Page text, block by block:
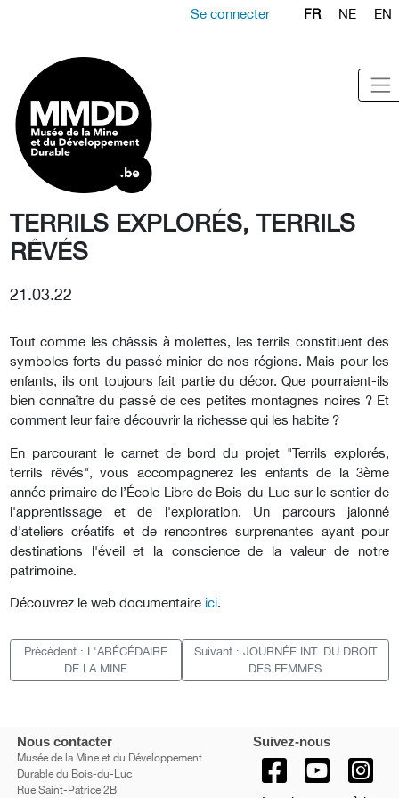
Se connecter FR NE EN
TERRILS EXPLORÉS, TERRILS
RÊVÉS
21.03.22
Tout comme les châssis à molettes, les terrils constituent des
symboles forts du passé minier de nos régions. Mais pour les
enfants, ils ont toujours fait partie du décor. Que pourraient-ils
bien connaître du passé de ces petites montagnes noires ? Et
comment leur faire découvrir la richesse qui les habite ?
En parcourant le carnet de bord du projet "Terrils explorés,
terrils rêvés", vous accompagnerez les enfants de la 3ème
année primaire de l’École Libre de Bois-du-Luc sur le sentier de
l'apprentissage et de l'exploration. Un parcours jalonné
d'ateliers créatifs et de rencontres surprenantes ayant pour
destinations l'éveil et la conscience de la valeur de notre
patrimoine.
Découvrez le web documentaire ici.
Précédent : L'ABÉCÉDAIRE
DE LA MINE
Suivant : JOURNÉE INT. DU DROIT
DES FEMMES
Nous contacter
Musée de la Mine et du Développement
Durable du Bois-du-Luc
Rue Saint-Patrice 2B
Suivez-nous